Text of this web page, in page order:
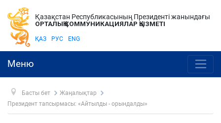
Қазақстан Республикасының Президенті жанындағы
ОРТАЛЫҚ КОММУНИКАЦИЯЛАР ҚЫЗМЕТІ
ҚАЗ РУС ENG
Меню
Басты бет
Жаңалықтар
Президент тапсырмасы: «Айтылды - орындалды»